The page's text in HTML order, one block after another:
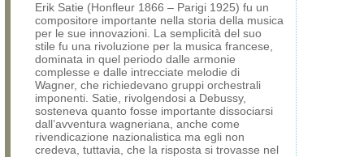
Erik Satie (Honfleur 1866 – Parigi 1925) fu un
compositore importante nella storia della musica
per le sue innovazioni. La semplicità del suo
stile fu una rivoluzione per la musica francese,
dominata in quel periodo dalle armonie
complesse e dalle intrecciate melodie di
Wagner, che richiedevano gruppi orchestrali
imponenti. Satie, rivolgendosi a Debussy,
sosteneva quanto fosse importante dissociarsi
dall’avventura wagneriana, anche come
rivendicazione nazionalistica ma egli non
credeva, tuttavia, che la risposta si trovasse nel